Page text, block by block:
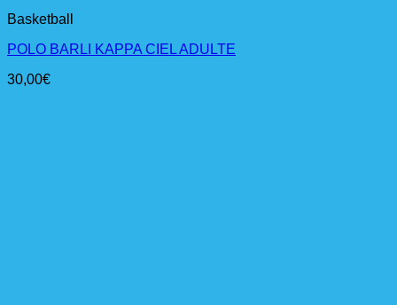
Basketball
POLO BARLI KAPPA CIEL ADULTE
30,00€